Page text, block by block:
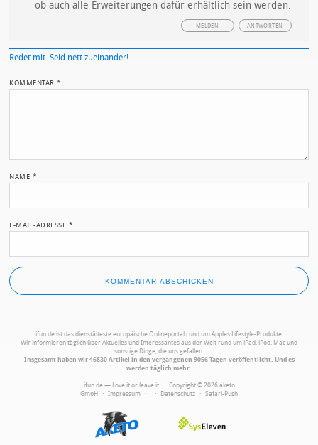
ob auch alle Erweiterungen dafür erhältlich sein werden.
ANTWORTEN
MELDEN
Redet mit. Seid nett zueinander!
KOMMENTAR*
NAME *
E-MAIL-ADRESSE *
ifun.de ist das dienstälteste europäische Onlineportal rund um Apples Lifestyle-Produkte.
Wir informieren täglich über Aktuelles und Interessantes aus der Welt rund um iPad, iPod, Mac und
sonstige Dinge, die uns gefallen.
Insgesamt haben wir 46830 Artikel in den vergangenen 9056 Tagen veröffentlicht. Und es
werden täglich mehr.
ifun.de — Love it or leave it · Copyright © 2026 aketo
GmbH · Impressum · · Datenschutz · Safari-Push